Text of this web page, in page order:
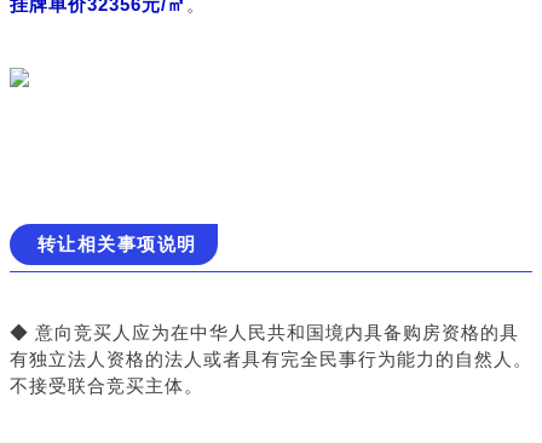
挂牌单价32356元/㎡ 。
转让相关事项说明
◆ 意向竞买人应为在中华人民共和国境内具备购房资格的具
有独立法人资格的法人或者具有完全民事行为能力的自然人。
不接受联合竞买主体。